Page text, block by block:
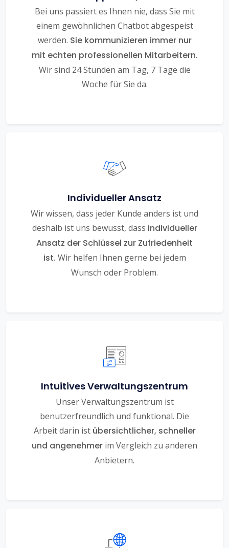
Bei uns passiert es Ihnen nie, dass Sie mit
einem gewöhnlichen Chatbot abgespeist
werden. Sie kommunizieren immer nur
mit echten professionellen Mitarbeitern.
Wir sind 24 Stunden am Tag, 7 Tage die
Woche für Sie da.
Individueller Ansatz
Wir wissen, dass jeder Kunde anders ist und
deshalb ist uns bewusst, dass individueller
Ansatz der Schlüssel zur Zufriedenheit
ist. Wir helfen Ihnen gerne bei jedem
Wunsch oder Problem.
Intuitives Verwaltungszentrum
Unser Verwaltungszentrum ist
benutzerfreundlich und funktional. Die
Arbeit darin ist übersichtlicher, schneller
und angenehmer im Vergleich zu anderen
Anbietern.